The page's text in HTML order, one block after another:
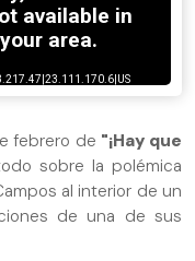
febrero de "¡Hay que
sobre la polémica
al interior de un
de una de sus